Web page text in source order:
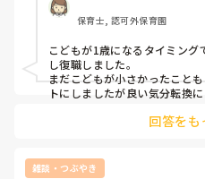
保育士, 認可外保育園
こどもが1歳になるタイミン
し復職しました。
まだこどもが小さかったこと
トにしましたが良い気分転換
回答をも
雑談・つぶやき